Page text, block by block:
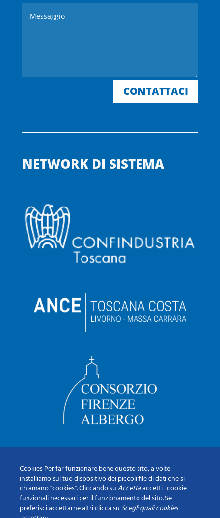
CONTATTACI
NETWORK DI SISTEMA
Cookies Per far funzionare bene questo sito, a volte
installiamo sul tuo dispositivo dei piccoli file di dati che si
chiamano "cookies". Cliccando suAccettaaccetti i cookie
funzionali necessari per il funzionamento del sito. Se
preferisci accettarne altri clicca su Scegli quali cookies